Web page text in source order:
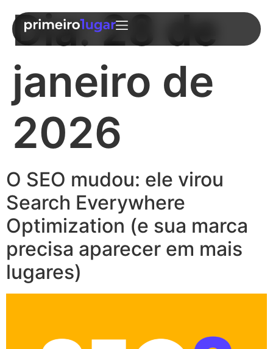
Dia:28 de
janeiro de
2026
O SEO mudou: ele virou
Search Everywhere
Optimization (e sua marca
precisa aparecer em mais
lugares)